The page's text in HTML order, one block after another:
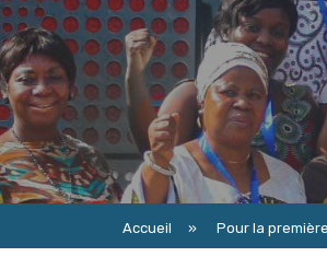
Accueil » Pour la